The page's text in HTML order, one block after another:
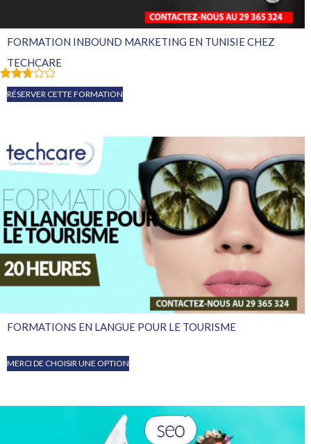
FORMATION INBOUND MARKETING EN TUNISIE CHEZ
TECHCARE
Note
2.67
RÉSERVER CETTE FORMATION
FORMATIONS EN LANGUE POUR LE TOURISME
MERCI DE CHOISIR UNE OPTION